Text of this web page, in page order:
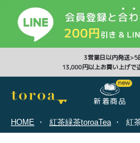
3営業日以内発送>5
13,000円以上お買い上げで
新着商品
HOME 紅茶緑茶toroaTea 紅